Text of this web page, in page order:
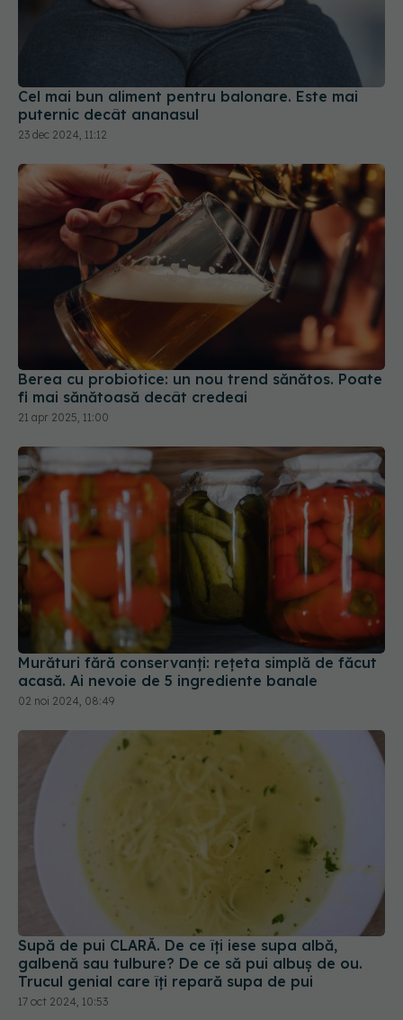
Cel mai bun aliment pentru balonare. Este mai
Berea cu probiotice: un nou trend sănătos. Poate
fi mai sănătoasă decât credeai
21 apr 2025, 11:00
Murături fără conservanți: rețeta simplă de făcut
acasă. Ai nevoie de 5 ingrediente banale
02 noi 2024, 08:49
Supă de pui CLARĂ. De ce îți iese supa albă,
galbenă sau tulbure? De ce să pui albuș de ou.
Trucul genial care îți repară supa de pui
17 oct 2024, 10:53